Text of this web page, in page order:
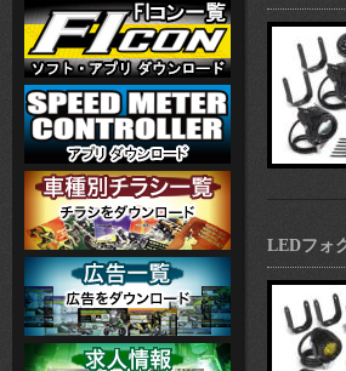
LEDフォ